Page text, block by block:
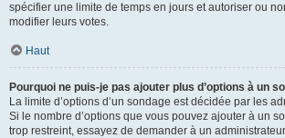
spécifier une limite de temps en jours et autoriser ou
modifier leurs votes.
Haut
Pourquoi ne puis-je pas ajouter plus d’options à un
La limite d’options d’un sondage est décidée par les
Si le nombre d’options que vous pouvez ajouter à un
trop restreint, essayez de demander à un